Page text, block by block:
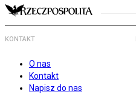
KONTAKT
O nas
Kontakt
Napisz do nas